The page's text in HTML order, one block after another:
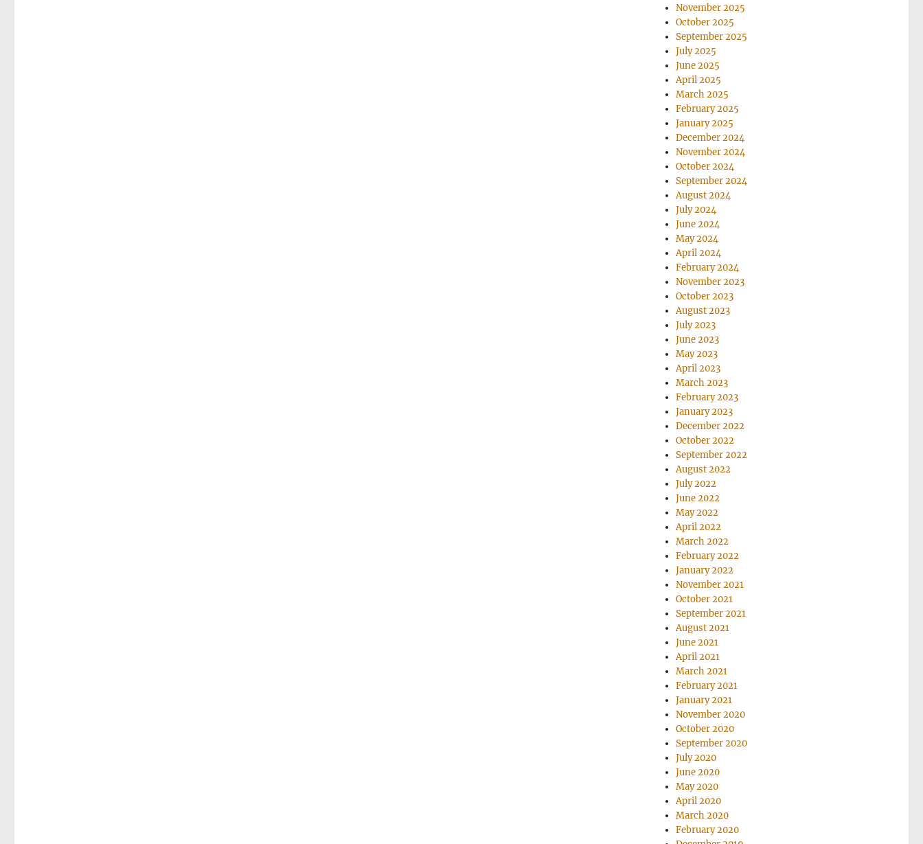
November 2025
October 2025
September 2025
July 2025
June 2025
April 2025
March 2025
February 2025
January 2025
December 2024
November 2024
October 2024
September 2024
August 2024
July 2024
June 2024
May 2024
April 2024
February 2024
November 2023
October 2023
August 2023
July 2023
June 2023
May 2023
April 2023
March 2023
February 2023
January 2023
December 2022
October 2022
September 2022
August 2022
July 2022
June 2022
May 2022
April 2022
March 2022
February 2022
January 2022
November 2021
October 2021
September 2021
August 2021
June 2021
April 2021
March 2021
February 2021
January 2021
November 2020
October 2020
September 2020
July 2020
June 2020
May 2020
April 2020
March 2020
February 2020